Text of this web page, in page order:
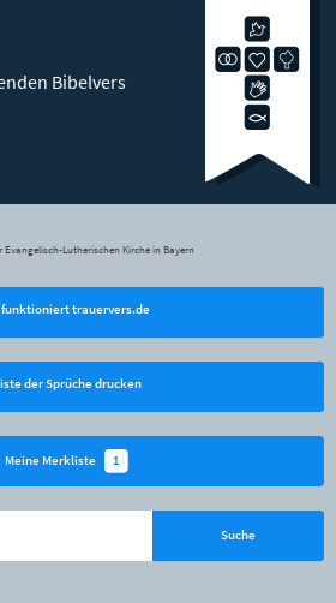
Bibelvers
Lutherischen Kirche in Bayern
funktioniert trauervers.de
der Sprüche drucken
Meine Merkliste 1